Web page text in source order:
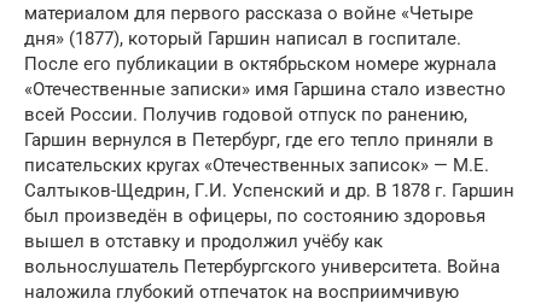
материалом для первого рассказа о войне «Четыре
дня» (1877), который Гаршин написал в госпитале.
После его публикации в октябрьском номере журнала
«Отечественные записки» имя Гаршина стало известно
всей России. Получив годовой отпуск по ранению,
Гаршин вернулся в Петербург, где его тепло приняли в
писательских кругах «Отечественных записок» — М.Е.
Салтыков-Щедрин, Г.И. Успенский и др. В 1878 г. Гаршин
был произведён в офицеры, по состоянию здоровья
вышел в отставку и продолжил учёбу как
вольнослушатель Петербургского университета. Война
наложила глубокий отпечаток на восприимчивую